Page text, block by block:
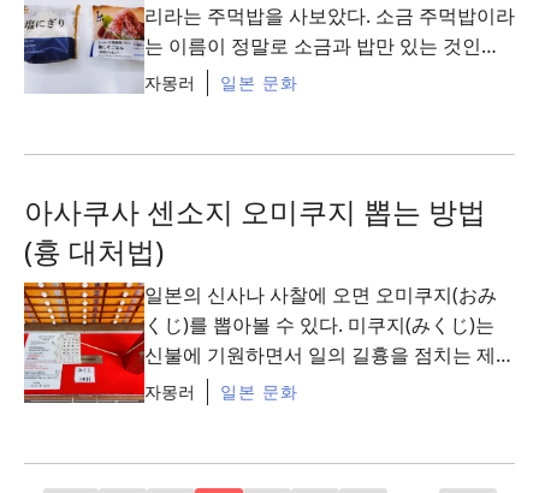
리라는 주먹밥을 사보았다. 소금 주먹밥이라
는 이름이 정말로 소금과 밥만 있는 것인지,
아니면 뭔가 다른 재료도 있는지 궁금했다고
할까. 사진 오른쪽은 ...
자몽러 일본 문화
아사쿠사 센소지 오미쿠지 뽑는 방법
(흉 대처법)
일본의 신사나 사찰에 오면 오미쿠지(おみ
くじ)를 뽑아볼 수 있다. 미쿠지(みくじ)는
신불에 기원하면서 일의 길흉을 점치는 제비
이고 오(お)는 일본어에서 단어를 아름답게
꾸며주는 미화어이다. 그래서 번역하면 ‘길
자몽러 일본 문화